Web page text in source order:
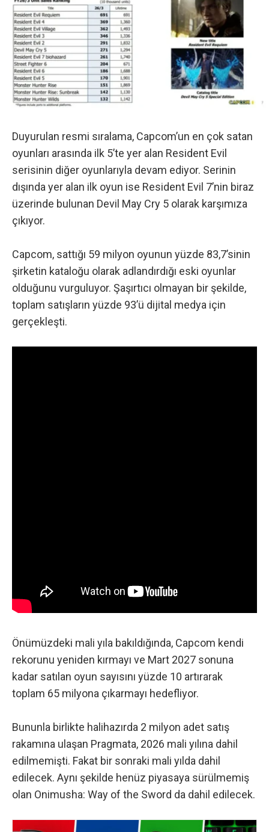
Duyurulan resmi sıralama, Capcom’un en çok satan
oyunları arasında ilk 5’te yer alan Resident Evil
serisinin diğer oyunlarıyla devam ediyor. Serinin
dışında yer alan ilk oyun ise Resident Evil 7’nin biraz
üzerinde bulunan Devil May Cry 5 olarak karşımıza
çıkıyor.
Capcom, sattığı 59 milyon oyunun yüzde 83,7’sinin
şirketin kataloğu olarak adlandırdığı eski oyunlar
olduğunu vurguluyor. Şaşırtıcı olmayan bir şekilde,
toplam satışların yüzde 93’ü dijital medya için
gerçekleşti.
Önümüzdeki mali yıla bakıldığında, Capcom kendi
rekorunu yeniden kırmayı ve Mart 2027 sonuna
kadar satılan oyun sayısını yüzde 10 artırarak
toplam 65 milyona çıkarmayı hedefliyor.
Bununla birlikte halihazırda 2 milyon adet satış
rakamına ulaşan Pragmata, 2026 mali yılına dahil
edilmemişti. Fakat bir sonraki mali yılda dahil
edilecek. Aynı şekilde henüz piyasaya sürülmemiş
olan Onimusha: Way of the Sword da dahil edilecek.